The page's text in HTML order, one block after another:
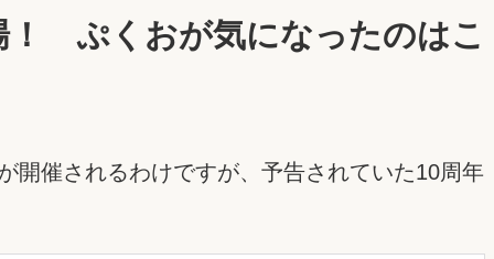
！ ぷくおが気になったのはこ
開催されるわけですが、予告されていた10周年